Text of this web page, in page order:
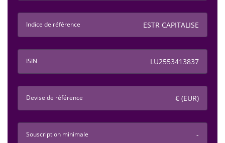
Indice de référence ESTR CAPITALISE
ISIN LU2553413837
Devise de référence € (EUR)
Souscription minimale -